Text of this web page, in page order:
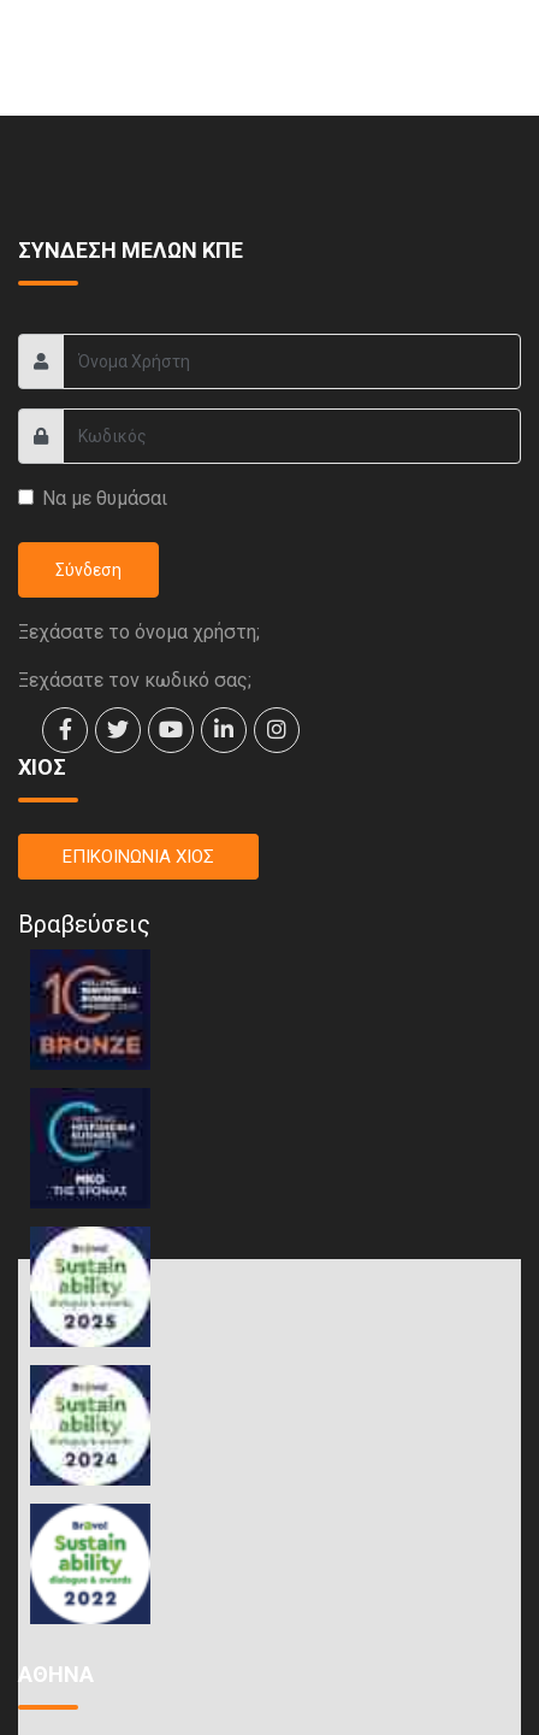
ΣΥΝΔΕΣΗ ΜΕΛΩΝ ΚΠΕ
Να με θυμάσαι
Σύνδεση
Ξεχάσατε το όνομα χρήστη;
Ξεχάσατε τον κωδικό σας;
ΧΙΟΣ
ΕΠΙΚΟΙΝΩΝΙΑ ΧΙΟΣ
Βραβεύσεις
ΑΘΗΝΑ